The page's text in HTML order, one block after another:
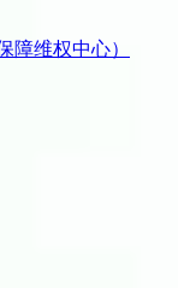
障维权中心）